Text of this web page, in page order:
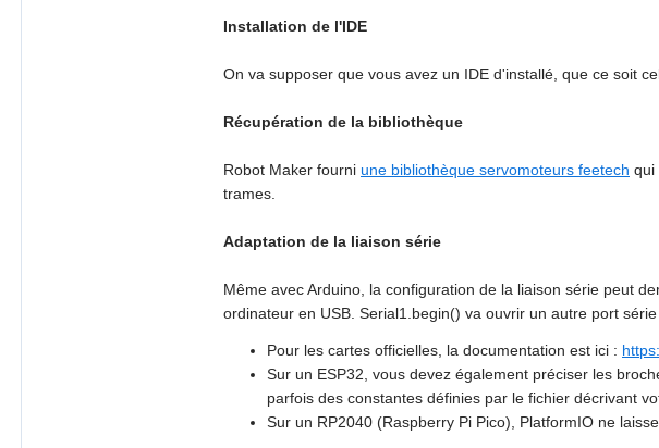
Installation de l'IDE
On va supposer que vous avez un IDE d'installé, que ce soit
Récupération de la bibliothèque
Robot Maker fourni une bibliothèque servomoteurs feetech qui
trames.
Adaptation de la liaison série
Même avec Arduino, la configuration de la liaison série peut
ordinateur en USB. Serial1.begin() va ouvrir un autre port
Pour les cartes officielles, la documentation est ici :
Sur un ESP32, vous devez également préciser les
parfois des constantes définies par le fichier décrivant
Sur un RP2040 (Raspberry Pi Pico), PlatformIO ne